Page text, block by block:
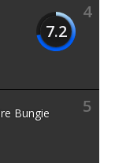
4
7.2
5
Bungie